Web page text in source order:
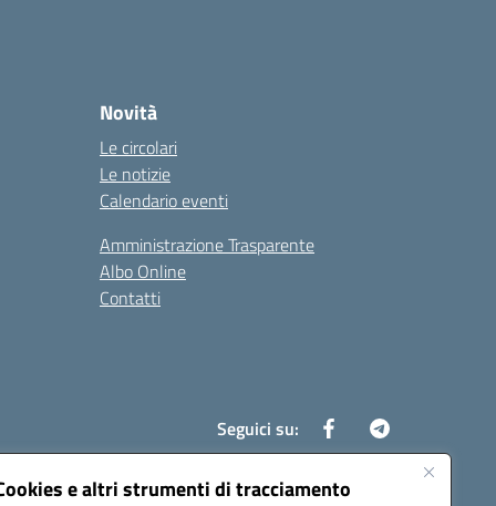
e altri strumenti di tracciamento
Novità
Le circolari
Le notizie
Calendario eventi
Amministrazione Trasparente
Albo Online
Contatti
Seguici su: